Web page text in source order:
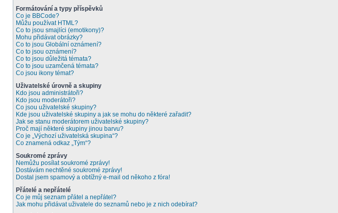
Formátování a typy příspěvků
Co je BBCode?
Můžu používat HTML?
Co to jsou smajlíci (emotikony)?
Mohu přidávat obrázky?
Co to jsou Globální oznámení?
Co to jsou oznámení?
Co to jsou důležitá témata?
Co to jsou uzamčená témata?
Co jsou ikony témat?
Uživatelské úrovně a skupiny
Kdo jsou administrátoři?
Kdo jsou moderátoři?
Co jsou uživatelské skupiny?
Kde jsou uživatelské skupiny a jak se mohu do některé zařadit?
Jak se stanu moderátorem uživatelské skupiny?
Proč mají některé skupiny jinou barvu?
Co je „Výchozí uživatelská skupina“?
Co znamená odkaz „Tým“?
Soukromé zprávy
Nemůžu posílat soukromé zprávy!
Dostávám nechtěné soukromé zprávy!
Dostal jsem spamový a obtížný e-mail od někoho z fóra!
Přátelé a nepřátelé
Co je můj seznam přátel a nepřátel?
Jak mohu přidávat uživatele do seznamů nebo je z nich odebírat?